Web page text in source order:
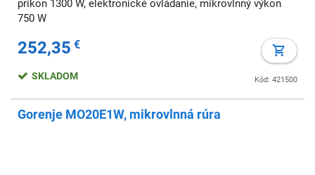
príkon 1300 W, elektronické ovládanie, mikrovlnný výkon
750 W
252,35 €
Kód: 421500
SKLADOM
Gorenje MO20E1W, mikrovlnná rúra